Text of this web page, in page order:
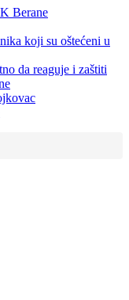
Berane
koji su oštećeni u
da reaguje i zaštiti